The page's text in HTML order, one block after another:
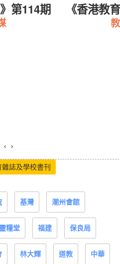
第114期 《香港教
‹ ›
誌及學校書刊
基灣 潮州會館
靈糧堂 福建 保良局
林大輝 道教 中華